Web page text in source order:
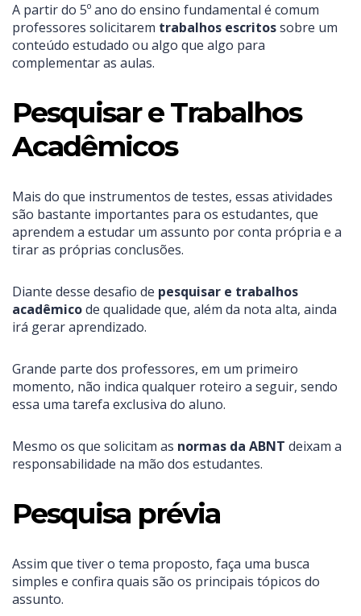
A partir do 5º ano do ensino fundamental é comum
professores solicitarem trabalhos escritossobre um
conteúdo estudado ou algo que algo para
complementar as aulas.
Pesquisar e Trabalhos
Acadêmicos
Mais do que instrumentos de testes, essas atividades
são bastante importantes para os estudantes, que
aprendem a estudar um assunto por conta própria e a
tirar as próprias conclusões.
Diante desse desafio de pesquisar e trabalhos
acadêmicode qualidade que, além da nota alta, ainda
irá gerar aprendizado.
Grande parte dos professores, em um primeiro
momento, não indica qualquer roteiro a seguir, sendo
essa uma tarefa exclusiva do aluno.
Mesmo os que solicitam as normas da ABNT deixam a
responsabilidade na mão dos estudantes.
Pesquisa prévia
Assim que tiver o tema proposto, faça uma busca
simples e confira quais são os principais tópicos do
assunto.